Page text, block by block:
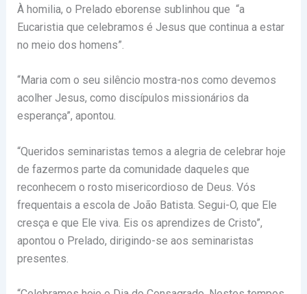
À homilia, o Prelado eborense sublinhou que “a
Eucaristia que celebramos é Jesus que continua a estar
no meio dos homens”.
“Maria com o seu silêncio mostra-nos como devemos
acolher Jesus, como discípulos missionários da
esperança”, apontou.
“Queridos seminaristas temos a alegria de celebrar hoje
de fazermos parte da comunidade daqueles que
reconhecem o rosto misericordioso de Deus. Vós
frequentais a escola de João Batista. Segui-O, que Ele
cresça e que Ele viva. Eis os aprendizes de Cristo”,
apontou o Prelado, dirigindo-se aos seminaristas
presentes.